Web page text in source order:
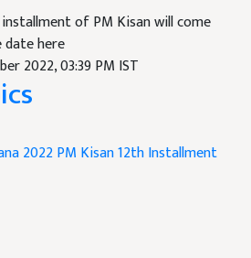
of PM Kisan will come
here
2022, 03:39 PM IST
2022PM Kisan 12th Installment